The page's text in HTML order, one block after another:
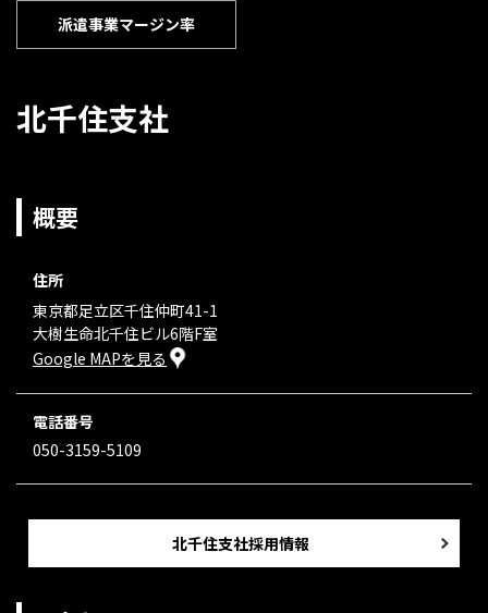
派遣事業マージン率
北千住支社
概要
住所
東京都足立区千住仲町41-1
大樹生命北千住ビル6階F室
Google MAPを見る
電話番号
050-3159-5109
北千住支社採用情報